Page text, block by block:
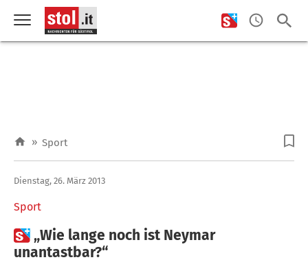
» Sport
Sport
Dienstag, 26. März 2013
„Wie lange noch ist Neymar
unantastbar?“